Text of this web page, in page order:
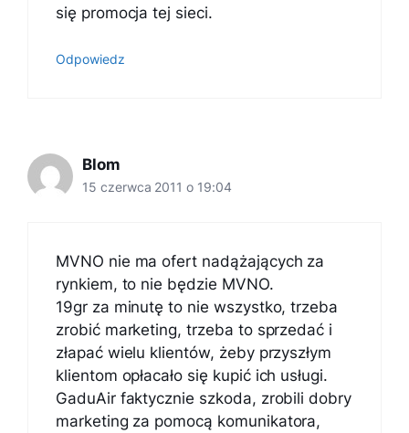
się promocja tej sieci.
Odpowiedz
Blom
15 czerwca 2011 o 19:04
MVNO nie ma ofert nadążających za
rynkiem, to nie będzie MVNO.
19gr za minutę to nie wszystko, trzeba
zrobić marketing, trzeba to sprzedać i
złapać wielu klientów, żeby przyszłym
klientom opłacało się kupić ich usługi.
GaduAir faktycznie szkoda, zrobili dobry
marketing za pomocą komunikatora,